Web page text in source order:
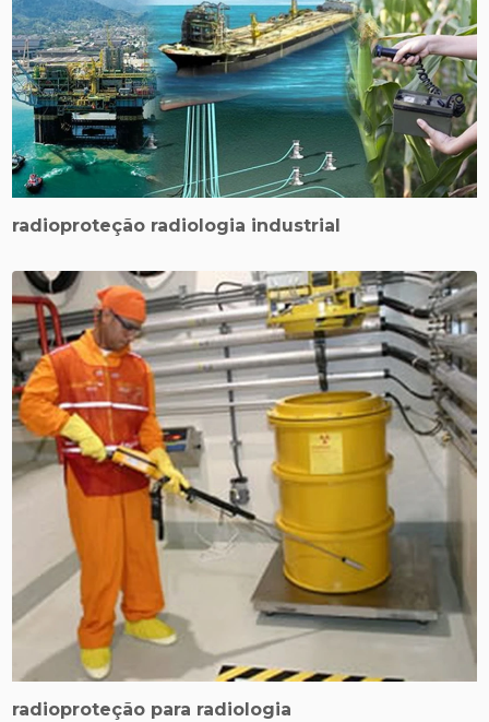
radioproteção radiologia industrial
radioproteção para radiologia